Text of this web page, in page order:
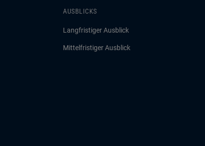
AUSBLICKS
Langfristiger Ausblick
Mittelfristiger Ausblick